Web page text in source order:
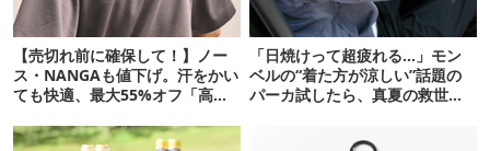
【売切れ前に確保して！】ノー
ス・NANGAも値下げ。汗をかい
ても快適、最大55%オフ「高機
「日焼けって超疲れる…」モン
ベルの“着た方が涼しい”話題の
パーカ試したら、真夏の救世主